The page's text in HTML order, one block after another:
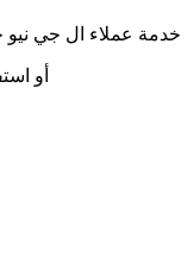
خدمة عملاء ال جي
أو